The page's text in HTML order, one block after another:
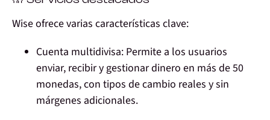
Wise ofrece varias características clave:
Cuenta multidivisa: Permite a los usuarios
enviar, recibir y gestionar dinero en más de 50
monedas, con tipos de cambio reales y sin
márgenes adicionales.